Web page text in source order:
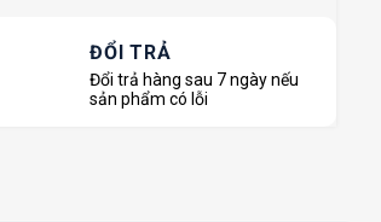
ĐỔI TRẢ
Đổi trả hàng sau 7 ngày nếu
sản phẩm có lỗi